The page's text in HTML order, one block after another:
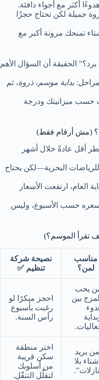
أكثر مع أجواء دافئة.
جميلة لكن تحتاج حجزًا
تمنحك مرونة أكبر مع
الحقيقة أن السؤال الأهم
بداية موسم، ذروة، ثم
حسب ميزانيتك ودرجة
(مش أرقام فقط)
أقل عادةً خلال أشهر
البحرية—لكن يحتاج
العام، ارتفعت الأسعار
سعره حسب الأسبوع، وليس
الموسم؟)
مناسب
لمن؟
نصيحة شركة
تنظيم ✅
يحب
المزج بين
احجز مبكرًا لو
رغبت بأسبوع
رأس السنة.
يريد
بلا
اختر منطقة
سكن قريبة
من أسلوبك
لتقلّل التنقّل.